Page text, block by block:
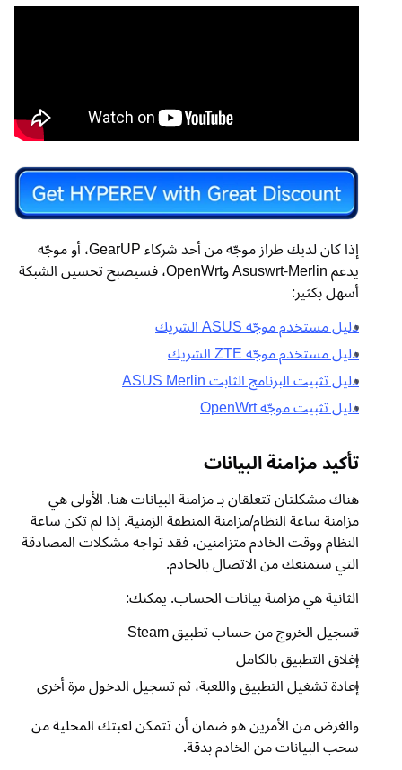
إذا كان لديك طراز موجّه من أحد شركاء GearUP، أو موجّه
يدعم Asuswrt-Merlin وOpenWrt، فسيصبح تحسين الشبكة
أسهل بكثير:
دليل مستخدم موجّه ASUS الشريك
دليل مستخدم موجّه ZTE الشريك
دليل تثبيت البرنامج الثابت ASUS Merlin
دليل تثبيت موجّه OpenWrt
تأكيد مزامنة البيانات
هناك مشكلتان تتعلقان بـ مزامنة البيانات هنا. الأولى هي
مزامنة ساعة النظام/مزامنة المنطقة الزمنية. إذا لم تكن ساعة
النظام ووقت الخادم متزامنين، فقد تواجه مشكلات المصادقة
التي ستمنعك من الاتصال بالخادم.
الثانية هي مزامنة بيانات الحساب. يمكنك:
تسجيل الخروج من حساب تطبيق Steam
إغلاق التطبيق بالكامل
إعادة تشغيل التطبيق واللعبة، ثم تسجيل الدخول مرة أخرى
والغرض من الأمرين هو ضمان أن تتمكن لعبتك المحلية من
سحب البيانات من الخادم بدقة.